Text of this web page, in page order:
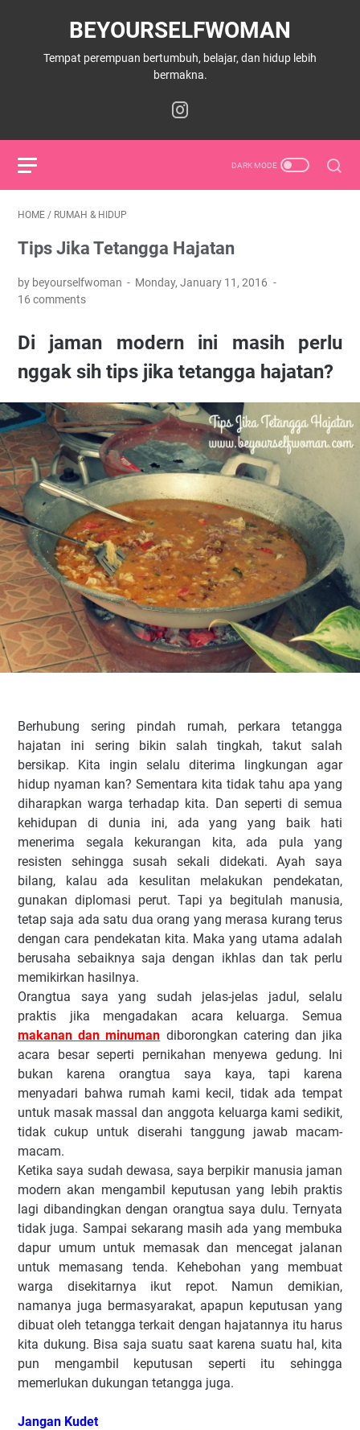
BEYOURSELFWOMAN
Tempat perempuan bertumbuh, belajar, dan hidup lebih
bermakna.
HOME / RUMAH & HIDUP
Tips Jika Tetangga Hajatan
by beyourselfwoman
Monday, January 11, 2016
16 comments
Di jaman modern ini masih perlu
nggak sih tips jika tetangga hajatan?
Berhubung sering pindah rumah, perkara tetangga
hajatan ini sering bikin salah tingkah, takut salah
bersikap. Kita ingin selalu diterima lingkungan agar
hidup nyaman kan? Sementara kita tidak tahu apa yang
diharapkan warga terhadap kita. Dan seperti di semua
kehidupan di dunia ini, ada yang yang baik hati
menerima segala kekurangan kita, ada pula yang
resisten sehingga susah sekali didekati. Ayah saya
bilang, kalau ada kesulitan melakukan pendekatan,
gunakan diplomasi perut. Tapi ya begitulah manusia,
tetap saja ada satu dua orang yang merasa kurang terus
dengan cara pendekatan kita. Maka yang utama adalah
berusaha sebaiknya saja dengan ikhlas dan tak perlu
memikirkan hasilnya.
Orangtua saya yang sudah jelas-jelas jadul, selalu
praktis jika mengadakan acara keluarga. Semua
makanan dan minuman diborongkan catering dan jika
acara besar seperti pernikahan menyewa gedung. Ini
bukan karena orangtua saya kaya, tapi karena
menyadari bahwa rumah kami kecil, tidak ada tempat
untuk masak massal dan anggota keluarga kami sedikit,
tidak cukup untuk diserahi tanggung jawab macam-
macam.
Ketika saya sudah dewasa, saya berpikir manusia jaman
modern akan mengambil keputusan yang lebih praktis
lagi dibandingkan dengan orangtua saya dulu. Ternyata
tidak juga. Sampai sekarang masih ada yang membuka
dapur umum untuk memasak dan mencegat jalanan
untuk memasang tenda. Kehebohan yang membuat
warga disekitarnya ikut repot. Namun demikian,
namanya juga bermasyarakat, apapun keputusan yang
dibuat oleh tetangga terkait dengan hajatannya itu harus
kita dukung. Bisa saja suatu saat karena suatu hal, kita
pun mengambil keputusan seperti itu sehingga
memerlukan dukungan tetangga juga.
Jangan Kudet